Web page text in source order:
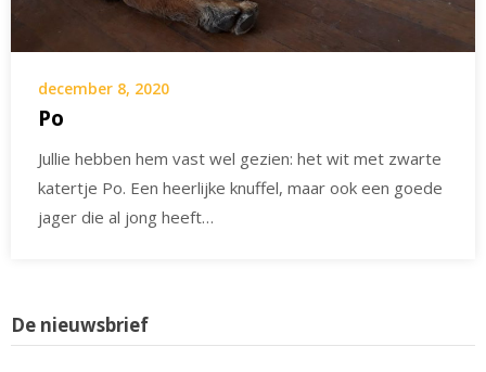
december 8, 2020
Po
Jullie hebben hem vast wel gezien: het wit met zwarte
katertje Po. Een heerlijke knuffel, maar ook een goede
jager die al jong heeft…
De nieuwsbrief